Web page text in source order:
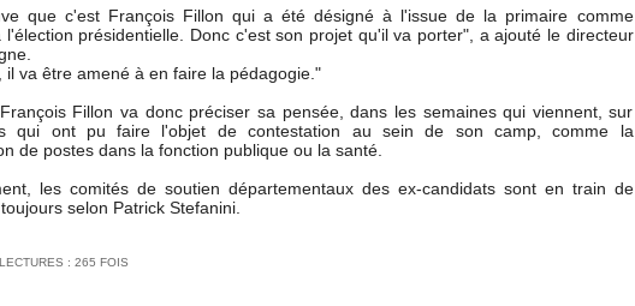
que c'est François Fillon qui a été désigné à l'issue de la primaire comme
l'élection présidentielle. Donc c'est son projet qu'il va porter", a ajouté le directeur
il va être amené à en faire la pédagogie."
Fillon va donc préciser sa pensée, dans les semaines qui viennent, sur
qui ont pu faire l'objet de contestation au sein de son camp, comme la
de postes dans la fonction publique ou la santé.
les comités de soutien départementaux des ex-candidats sont en train de
selon Patrick Stefanini.
: 265 FOIS